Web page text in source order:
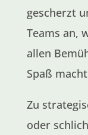
gescherzt
Teams an,
allen
Spaß
Zu
oder